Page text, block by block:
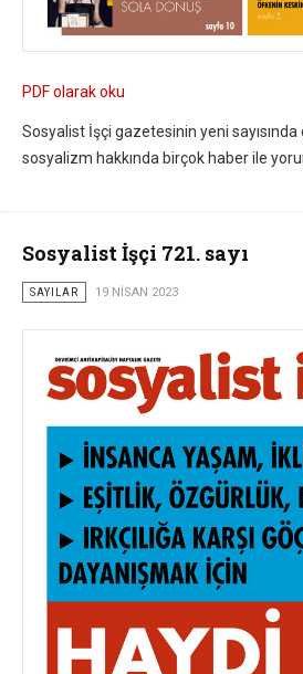
PDF olarak oku
Sosyalist İşçi gazetesinin yeni
sosyalizm hakkında birçok haber ile
Sosyalist İşçi 721. sayı
SAYILAR 19 NISAN 2023